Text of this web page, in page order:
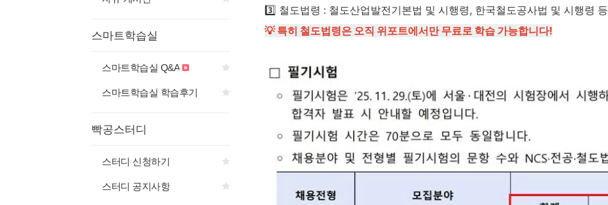
스마트학습실
스마트학습실 Q&A
스마트학습실 학습후기
빡공스터디
스터디 신청하기
스터디 공지사항
3️⃣ 철도법령 : 철도산업발전기본법 및 시행령, 한국철도공사법 및 시행령 등
💡 특히 철도법령은 오직 위포트에서만 무료로 학습 가능합니다!